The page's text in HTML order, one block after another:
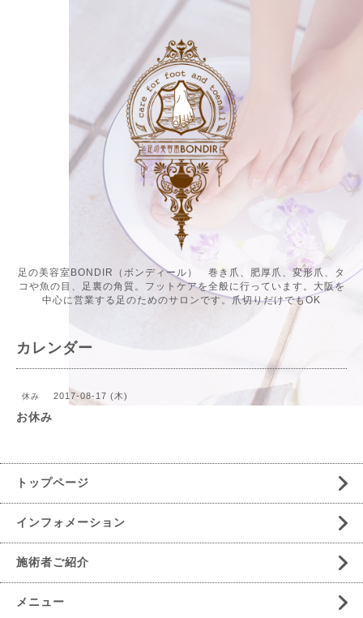
足の美容室BONDIR（ボンディール） 巻き爪、肥厚爪、変形爪、タ
コや魚の目、足裏の角質。フットケアを全般に行っています。大阪を
中心に営業する足のためのサロンです。爪切りだけでもOK
カレンダー
休み 2017-08-17 (木)
お休み
トップページ
インフォメーション
施術者ご紹介
メニュー